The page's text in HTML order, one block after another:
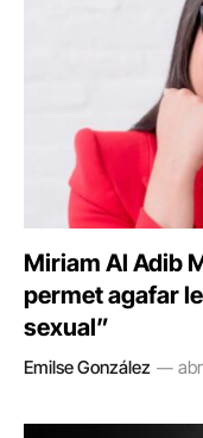
Miriam Al Adib
permet agafar
sexual”
Emilse González